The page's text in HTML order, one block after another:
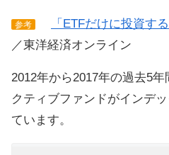
参考
「ETFだけに投資す
／東洋経済オンライン
2012年から2017年の過去5
クティブファンドがインデ
ています。